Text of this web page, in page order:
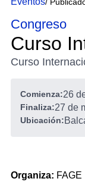
Congreso
Curso
Curso
Comienza:26
Finaliza:27 de
Ubicación:
Organiza: FAGE